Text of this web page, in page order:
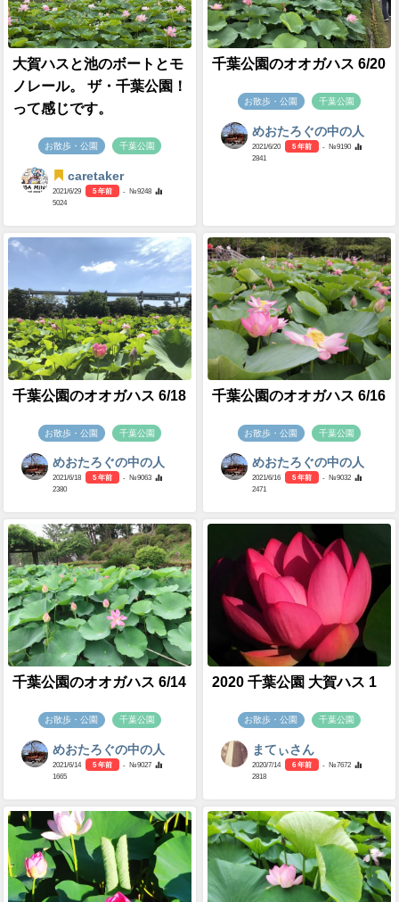
大賀ハスと池のボートとモ
ノレール。 ザ・千葉公園！
って感じです。
お散歩・公園 千葉公園
caretaker
2021/6/29 5 年前
- №9248
5024
千葉公園のオオガハス 6/20
お散歩・公園 千葉公園
めおたろぐの中の人
2021/6/20 5 年前
- №9190
2841
千葉公園のオオガハス 6/18
お散歩・公園 千葉公園
めおたろぐの中の人
2021/6/18 5 年前
- №9063
2380
千葉公園のオオガハス 6/16
お散歩・公園 千葉公園
めおたろぐの中の人
2021/6/16 5 年前
- №9032
2471
千葉公園のオオガハス 6/14
お散歩・公園 千葉公園
めおたろぐの中の人
2021/6/14 5 年前
- №9027
1665
2020 千葉公園 大賀ハス 1
お散歩・公園 千葉公園
まてぃさん
2020/7/14 6 年前
- №7672
2818